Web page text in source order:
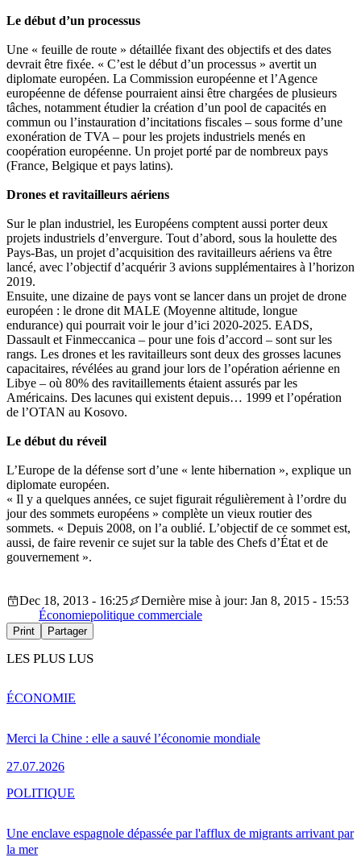
Le début d’un processus
Une « feuille de route » détaillée fixant des objectifs et des dates
devrait être fixée. « C’est le début d’un processus » avertit un
diplomate européen. La Commission européenne et l’Agence
européenne de défense pourraient ainsi être chargées de plusieurs
tâches, notamment étudier la création d’un pool de capacités en
commun ou l’instauration d’incitations fiscales – sous forme d’une
exonération de TVA – pour les projets industriels menés en
coopération européenne. Un projet porté par de nombreux pays
(France, Belgique et pays latins).
Drones et ravitailleurs aériens
Sur le plan industriel, les Européens comptent aussi porter deux
projets industriels d’envergure. Tout d’abord, sous la houlette des
Pays-Bas, un projet d’acquisition des ravitailleurs aériens va être
lancé, avec l’objectif d’acquérir 3 avions supplémentaires à l’horizon
2019.
Ensuite, une dizaine de pays vont se lancer dans un projet de drone
européen : le drone dit MALE (Moyenne altitude, longue
endurance) qui pourrait voir le jour d’ici 2020-2025. EADS,
Dassault et Finmeccanica – pour une fois d’accord – sont sur les
rangs. Les drones et les ravitailleurs sont deux des grosses lacunes
capacitaires, révélées au grand jour lors de l’opération aérienne en
Libye – où 80% des ravitaillements étaient assurés par les
Américains. Des lacunes qui existent depuis… 1999 et l’opération
de l’OTAN au Kosovo.
Le début du réveil
L’Europe de la défense sort d’une « lente hibernation », explique un
diplomate européen.
« Il y a quelques années, ce sujet figurait régulièrement à l’ordre du
jour des sommets européens » complète un vieux routier des
sommets. « Depuis 2008, on l’a oublié. L’objectif de ce sommet est,
aussi, de faire revenir ce sujet sur la table des Chefs d’État et de
gouvernement ».
Dec 18, 2013 - 16:25
Dernière mise à jour: Jan 8, 2015 - 15:53
Économiepolitique commerciale
Print Partager
LES PLUS LUS
Merci la Chine : elle a sauvé l’économie mondiale
27.07.2026
ÉCONOMIE
Une enclave espagnole dépassée par l'afflux de migrants arrivant par
la mer
POLITIQUE